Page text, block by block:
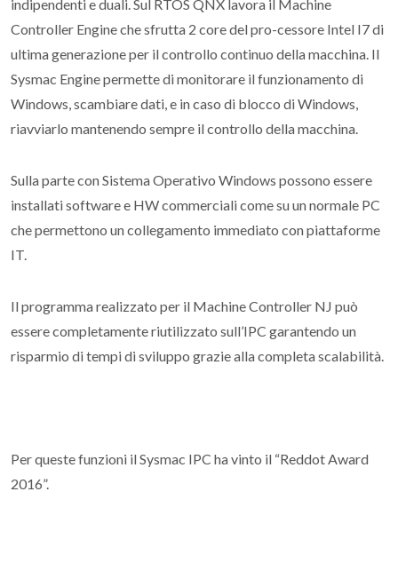
indipendenti e duali. Sul RTOS QNX lavora il Machine
Controller Engine che sfrutta 2 core del pro-cessore Intel I7 di
ultima generazione per il controllo continuo della macchina. Il
Sysmac Engine permette di monitorare il funzionamento di
Windows, scambiare dati, e in caso di blocco di Windows,
riavviarlo mantenendo sempre il controllo della macchina.
Sulla parte con Sistema Operativo Windows possono essere
installati software e HW commerciali come su un normale PC
che permettono un collegamento immediato con piattaforme
IT.
Il programma realizzato per il Machine Controller NJ può
essere completamente riutilizzato sull’IPC garantendo un
risparmio di tempi di sviluppo grazie alla completa scalabilità.
Per queste funzioni il Sysmac IPC ha vinto il “Reddot Award
2016”.